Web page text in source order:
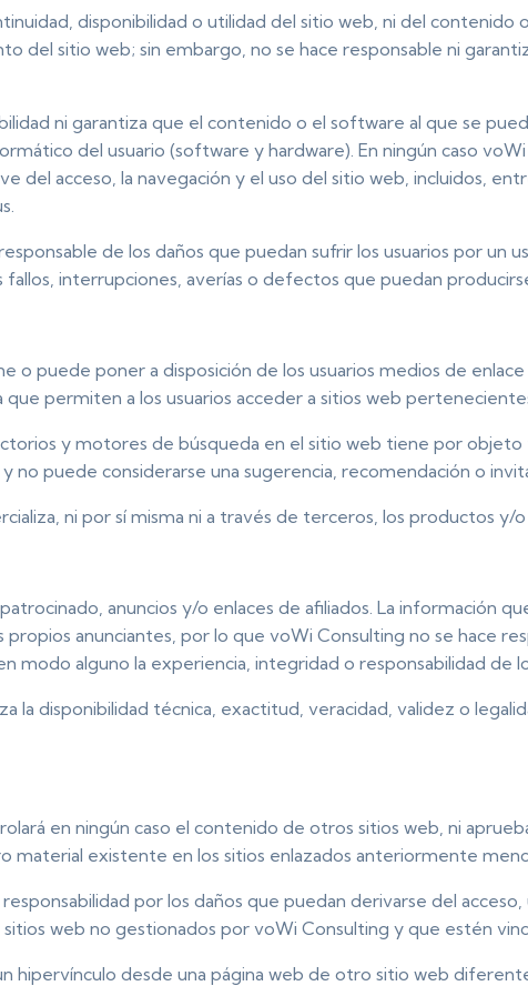
disponibilidad o utilidad del sitio web, ni del contenido
del sitio web; sin embargo, no se hace responsable ni
ni garantiza que el contenido o el software al que se
del usuario (software y hardware). En ningún caso
del acceso, la navegación y el uso del sitio web, incluidos,
de los daños que puedan sufrir los usuarios por un
interrupciones, averías o defectos que puedan
o puede poner a disposición de los usuarios medios de
permiten a los usuarios acceder a sitios web
y motores de búsqueda en el sitio web tiene por objeto
no puede considerarse una sugerencia, recomendación o
ni por sí misma ni a través de terceros, los productos y/
anuncios y/o enlaces de afiliados. La información
anunciantes, por lo que voWi Consulting no se hace
modo alguno la experiencia, integridad o responsabilidad de
la disponibilidad técnica, exactitud, veracidad, validez o
en ningún caso el contenido de otros sitios web, ni
material existente en los sitios enlazados anteriormente
por los daños que puedan derivarse del
web no gestionados por voWi Consulting y que estén
hipervínculo desde una página web de otro sitio web